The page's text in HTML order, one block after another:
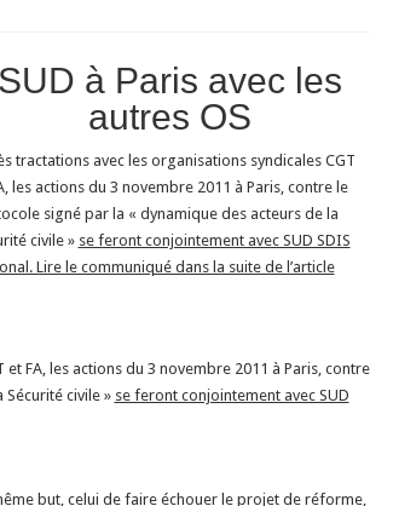
SUD à Paris avec les
autres OS
tractations avec les organisations syndicales CGT
les actions du 3 novembre 2011 à Paris, contre le
signé par la « dynamique des acteurs de la
civile » se feront conjointement avec SUD SDIS
Lire le communiqué dans la suite de l’article
FA, les actions du 3 novembre 2011 à Paris, contre
civile » se feront conjointement avec SUD
but, celui de faire échouer le projet de réforme,